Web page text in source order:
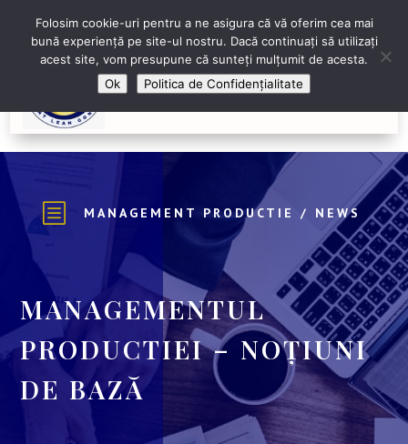
+40 743 673 614 Contactează-ne
b MANAGEMENT PRODUCTIE / NEWS
MANAGEMENTUL
PRODUCTIEI – NOȚIUNI
DE BAZĂ
Folosim cookie-uri pentru a ne asigura că vă oferim cea mai
bună experiență pe site-ul nostru. Dacă continuați să utilizați
acest site, vom presupune că sunteți mulțumit de acesta.
Ok
Politica de Confidențialitate